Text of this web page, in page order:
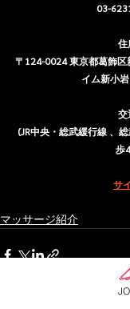
03-
住
〒124-0024 東京都葛飾
イム新小
交
(JR中央・総武緩行線 、
歩
サ
マッサージ紹介